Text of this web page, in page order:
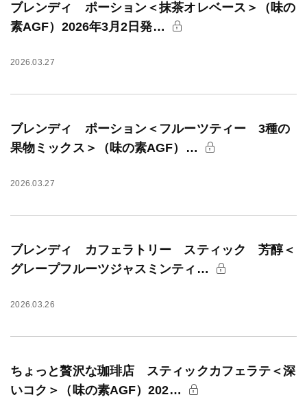
ブレンディ ポーション＜抹茶オレベース＞（味の
素AGF）2026年3月2日発…
2026.03.27
ブレンディ ポーション＜フルーツティー 3種の
果物ミックス＞（味の素AGF）…
2026.03.27
ブレンディ カフェラトリー スティック 芳醇＜
グレープフルーツジャスミンティ…
2026.03.26
ちょっと贅沢な珈琲店 スティックカフェラテ＜深
いコク＞（味の素AGF）202…